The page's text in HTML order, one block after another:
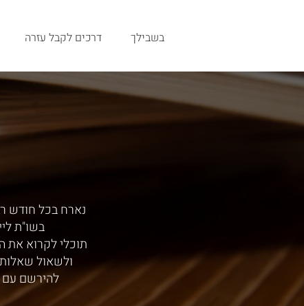
בשבילך דרכים לקבל עזרה
נארח בכל חודש
בשו"ת
תוכלי לקרוא
ולשאול
להירשם עם